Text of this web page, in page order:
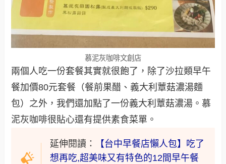
慕泥灰咖啡文創店
兩個人吃一份套餐其實就很飽了，除了沙拉類早午
餐加價80元套餐（餐前果醋、義大利蕈菇濃湯麵
包）之外，我們還加點了一份義大利蕈菇濃湯。慕
泥灰咖啡很貼心還有提供素食菜單。
延伸閱讀：
【台中早餐店懶人包】吃了
想再吃,超美味又有特色的12間早午餐